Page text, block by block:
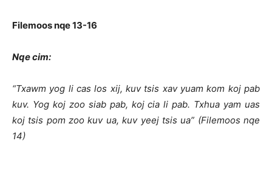
Filemoos nqe 13-16
Nqe cim:
“Txawm yog li cas los xij, kuv tsis xav yuam kom koj pab
kuv. Yog koj zoo siab pab, koj cia li pab. Txhua yam uas
koj tsis pom zoo kuv ua, kuv yeej tsis ua” (Filemoos nqe
14)